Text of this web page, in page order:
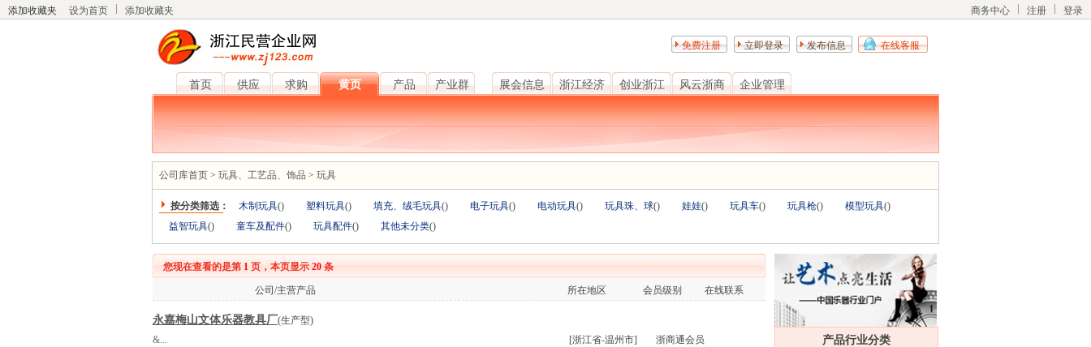
添加收藏夹 设为首页 添加收藏夹 登录
注册
商务中心
免费注册 立即登录 发布信息 在线客服
首页 供应 求购 黄页 产品 产业群 展会信息 浙江经济 创业浙江 风云浙商 企业管理
公司库首页 > 玩具、工艺品、饰品 > 玩具
按分类筛选： 木制玩具() 塑料玩具() 填充、绒毛玩具() 电子玩具() 电动玩具() 玩具珠、球() 娃娃() 玩具车() 玩具枪() 模型玩具()
益智玩具() 童车及配件() 玩具配件() 其他未分类()
您现在查看的是第 1 页，本页显示 20 条
公司/主营产品 所在地区 会员级别 在线联系
永嘉梅山文体乐器教具厂(生产型)
&...
[浙江省-温州市] 浙商通会员 产品行业分类